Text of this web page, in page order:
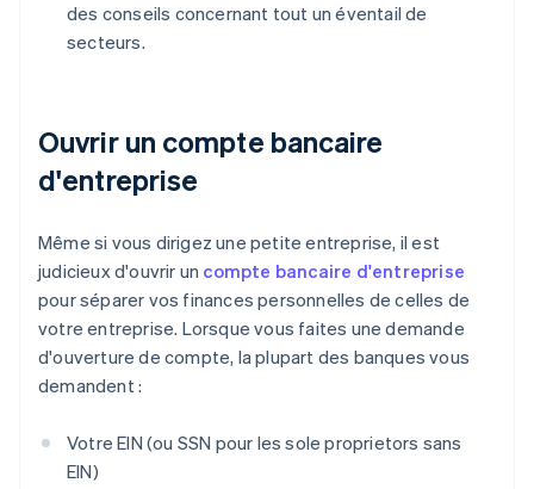
des conseils concernant tout un éventail de
secteurs.
Ouvrir un compte bancaire
d'entreprise
Même si vous dirigez une petite entreprise, il est
judicieux d'ouvrir un compte bancaire d'entreprise
pour séparer vos finances personnelles de celles de
votre entreprise. Lorsque vous faites une demande
d'ouverture de compte, la plupart des banques vous
demandent :
Votre EIN (ou SSN pour les sole proprietors sans
EIN)